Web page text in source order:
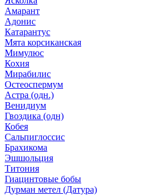
Амарант
Адонис
Катарантус
Мята корсиканская
Мимулюс
Кохия
Мирабилис
Остеоспермум
Астра (одн.)
Венидиум
Гвоздика (одн)
Кобея
Сальпиглоссис
Брахикома
Эшшольция
Титония
Гиацинтовые бобы
Дурман метел (Датура)